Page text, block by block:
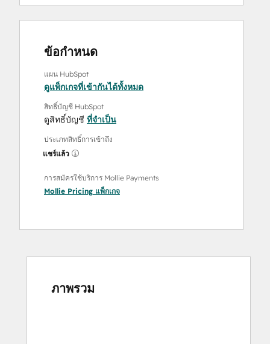
ข้อกำหนด
แผน HubSpot
ดูแพ็กเกจที่เข้ากันได้ทั้งหมด
สิทธิ์บัญชี HubSpot
ดูสิทธิ์บัญชี ที่จำเป็น
ประเภทสิทธิ์การเข้าถึง
แชร์แล้ว
การสมัครใช้บริการ Mollie Payments
Mollie Pricing แพ็กเกจ
ภาพรวม